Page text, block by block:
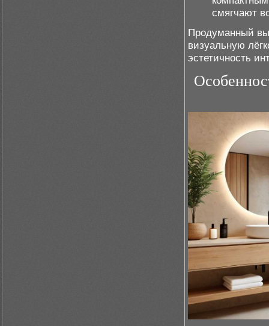
смягчают
Продуманный
визуальную
эстетичность